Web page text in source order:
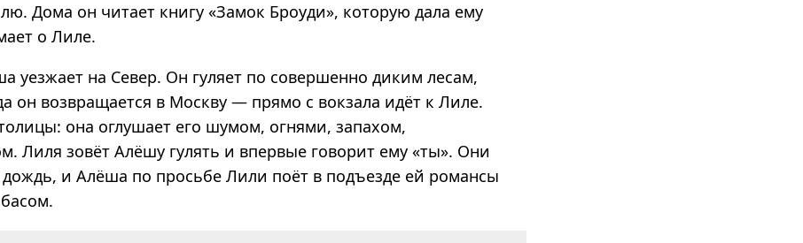
Дома он читает книгу «Замок Броуди», которую дала ему
о Лиле.
уезжает на Север. Он гуляет по совершенно диким лесам,
он возвращается в Москву — прямо с вокзала идёт к Лиле.
она оглушает его шумом, огнями, запахом,
Лиля зовёт Алёшу гулять и впервые говорит ему «ты». Они
и Алёша по просьбе Лили поёт в подъезде ей романсы